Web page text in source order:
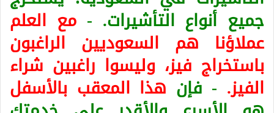
جميع أنواع التأشيرات. - مع العلم
عملاؤنا هم السعوديين الراغبون
باستخراج فيز، وليسوا راغبين شراء
الفيز. - فإن هذا المعقب بالأسفل